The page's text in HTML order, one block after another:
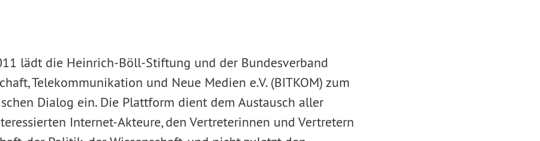
lädt die Heinrich-Böll-Stiftung und der Bundesverband
Telekommunikation und Neue Medien e.V. (BITKOM) zum
Dialog ein. Die Plattform dient dem Austausch aller
Internet-Akteure, den Vertreterinnen und Vertretern